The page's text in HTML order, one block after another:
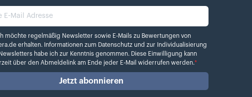
Mail Adresse
regelmäßig Newsletter sowie E-Mails zu Bewertungen von Kamera.de erhalten.
möchte regelmäßig Newsletter sowie E-Mails zu Bewertungen von
erhalten. Informationen zum Datenschutz und zur Individualisierung
habe ich zur Kenntnis genommen. Diese Einwilligung kann
über den Abmeldelink am Ende jeder E-Mail widerrufen werden.*
Jetzt abonnieren